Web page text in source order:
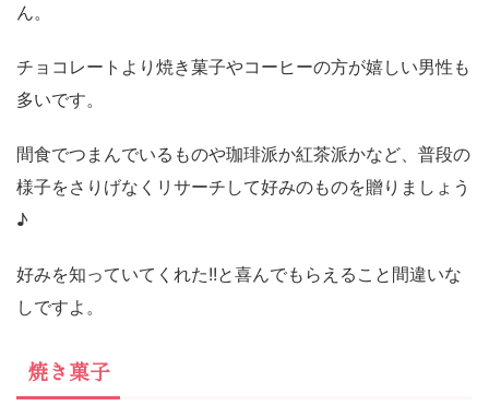
ん。
チョコレートより焼き菓子やコーヒーの方が嬉しい男性も
多いです。
間食でつまんでいるものや珈琲派か紅茶派かなど、普段の
様子をさりげなくリサーチして好みのものを贈りましょう
♪
好みを知っていてくれた!!と喜んでもらえること間違いな
しですよ。
焼き菓子